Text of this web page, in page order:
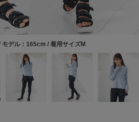
モデル：165cm / 着用サイズM